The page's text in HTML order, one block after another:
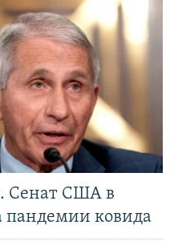
Сенат США в
пандемии ковида